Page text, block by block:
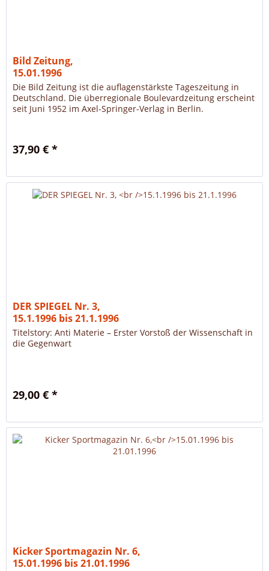
Bild Zeitung,
15.01.1996
Die Bild Zeitung ist die auflagenstärkste Tageszeitung in
Deutschland. Die überregionale Boulevardzeitung erscheint
seit Juni 1952 im Axel-Springer-Verlag in Berlin.
37,90 € *
DER SPIEGEL Nr. 3,
15.1.1996 bis 21.1.1996
Titelstory: Anti Materie – Erster Vorstoß der Wissenschaft in
die Gegenwart
29,00 € *
Kicker Sportmagazin Nr. 6,
15.01.1996 bis 21.01.1996